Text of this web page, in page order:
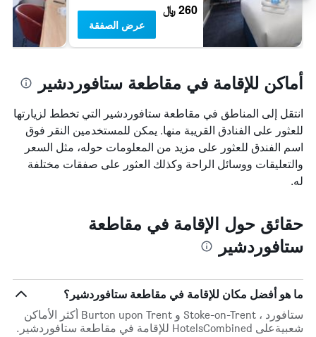
260 ﷼
عرض الصفقة
أماكن للإقامة في مقاطعة ستافوردشير
انتقل إلى المناطق في مقاطعة ستافوردشير التي تخطط لزيارتها
للعثور على الفنادق القريبة منها. يمكن للمستخدمين النقر فوق
اسم الفندق للعثور على مزيد من المعلومات حوله، مثل السعر
والتعليقات ووسائل الراحة وكذلك العثور على صفقات مختلفة
له.
حقائق حول الإقامة في مقاطعة
ستافوردشير
ما هو أفضل مكان للإقامة في مقاطعة ستافوردشير؟
ستافورد ، Stoke-on-Trent و Burton upon Trent أكثر الأماكن
شعبيةعلى HotelsCombined للإقامة في مقاطعة ستافوردشير.